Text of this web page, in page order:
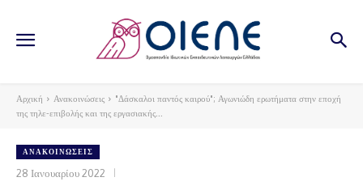
Αρχική Ανακοινώσεις
"Δάσκαλοι παντός καιρού"; Αγωνιώδη ερωτήματα στην εποχή
της τηλε-επιβολής και της εργασιακής...
ΑΝΑΚΟΙΝΏΣΕΙΣ
28 Ιανουαρίου 2022